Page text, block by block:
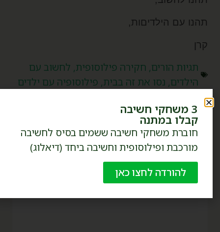
עם הילדיםות,
תגיות הורים,חקירה פילוסופית,לחשוב עם
הילדים,נסו את זה בבית,פילוסופיה עם ילדים
3 משחקי חשיבה
קבלו במתנה
חוברת משחקי חשיבה ששמים בסיס לחשיבה
מורכבת ופילוסופית וחשיבה ביחד (דיאלוג)
להורדה לחצו כאן